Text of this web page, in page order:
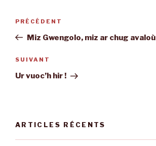
Navigation
Article
précédent
PRÉCÉDENT
Miz Gwengolo, miz ar chug avaloù
Article
suivant
SUIVANT
Ur vuoc’h hir !
ARTICLES RÉCENTS